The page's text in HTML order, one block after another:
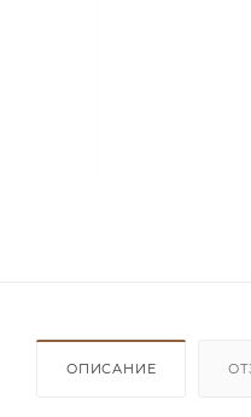
ОПИСАНИЕ